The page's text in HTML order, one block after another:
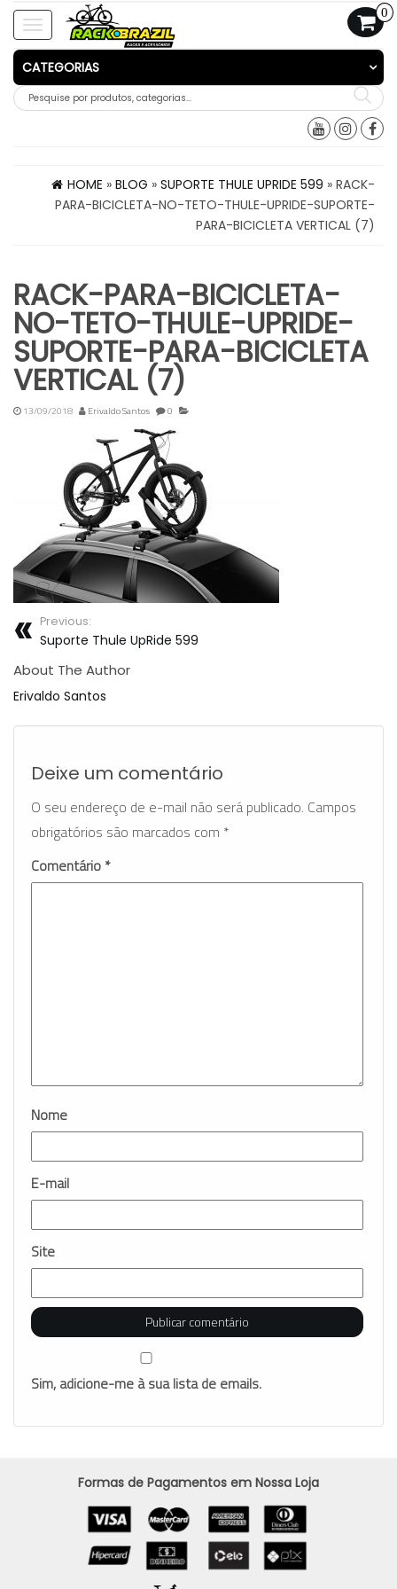
Toggle
navigation
0
CATEGORIAS
HOME » BLOG » SUPORTE THULE UPRIDE 599 » RACK-
PARA-BICICLETA-NO-TETO-THULE-UPRIDE-SUPORTE-
PARA-BICICLETA VERTICAL (7)
RACK-PARA-BICICLETA-
NO-TETO-THULE-UPRIDE-
SUPORTE-PARA-BICICLETA
VERTICAL (7)
13/09/2018 Erivaldo Santos 0
Previous:
Suporte Thule UpRide 599
About The Author
Erivaldo Santos
Deixe um comentário
O seu endereço de e-mail não será publicado. Campos
obrigatórios são marcados com *
Comentário*
Nome
E-mail
Site
Sim, adicione-me à sua lista de emails.
Formas de Pagamentos em Nossa Loja